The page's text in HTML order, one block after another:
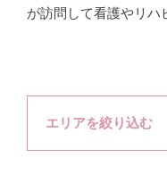
が訪問して看護やリハ
エリアを絞り込む